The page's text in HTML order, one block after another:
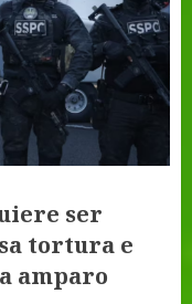
ser
tortura e
amparo